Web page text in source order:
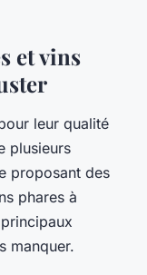
et vins
leur qualité
plusieurs
proposant des
phares à
manquer.